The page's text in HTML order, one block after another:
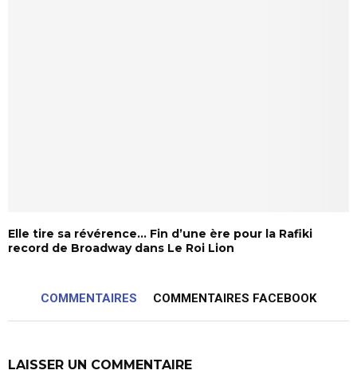
Elle tire sa révérence… Fin d’une ère pour la Rafiki
record de Broadway dans Le Roi Lion
COMMENTAIRES COMMENTAIRES FACEBOOK
LAISSER UN COMMENTAIRE